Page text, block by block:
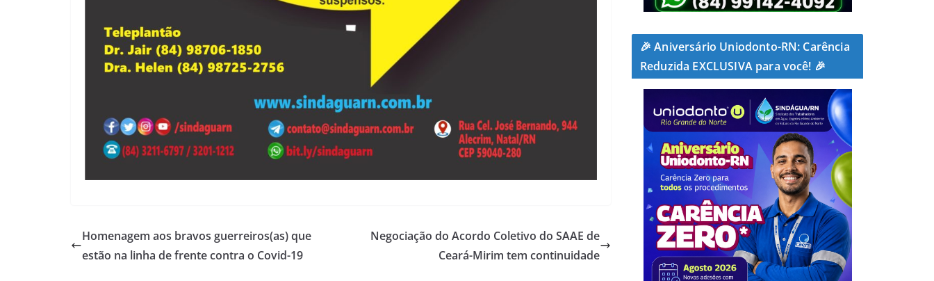
Homenagem aos bravos guerreiros(as) que
estão na linha de frente contra o Covid-19
Negociação do Acordo Coletivo do SAAE de
Ceará-Mirim tem continuidade
🎉 Aniversário Uniodonto-RN: Carência
Reduzida EXCLUSIVA para você! 🎉